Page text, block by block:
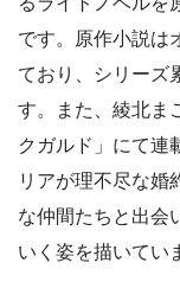
です。原作小説は
ており、シリーズ
す。また、綾北ま
クガルド」にて連
リアが理不尽な婚
な仲間たちと出会
いく姿を描いてい